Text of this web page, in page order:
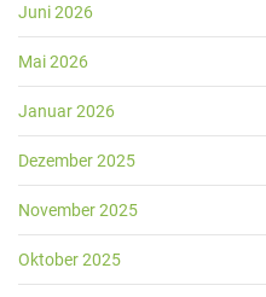
Juni 2026
Mai 2026
Januar 2026
Dezember 2025
November 2025
Oktober 2025